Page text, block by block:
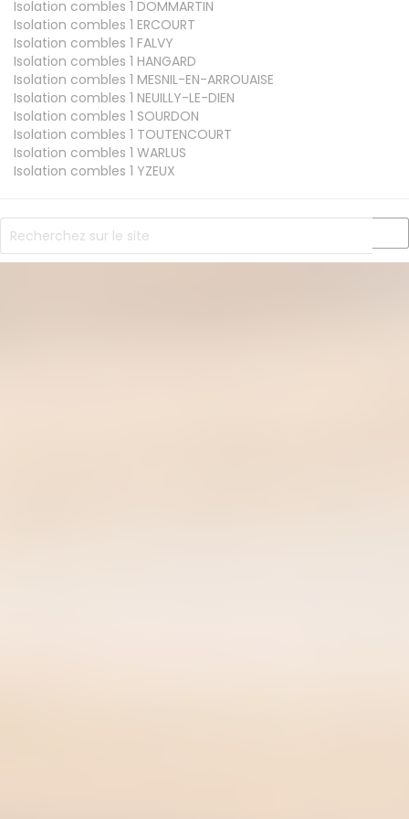
Isolation combles 1 DOMMARTIN
Isolation combles 1 ERCOURT
Isolation combles 1 FALVY
Isolation combles 1 HANGARD
Isolation combles 1 MESNIL-EN-ARROUAISE
Isolation combles 1 NEUILLY-LE-DIEN
Isolation combles 1 SOURDON
Isolation combles 1 TOUTENCOURT
Isolation combles 1 WARLUS
Isolation combles 1 YZEUX